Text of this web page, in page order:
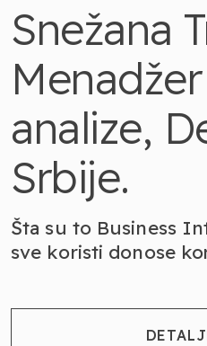
Snežana
analize,
Srbije.
Šta su to Business
sve koristi donose